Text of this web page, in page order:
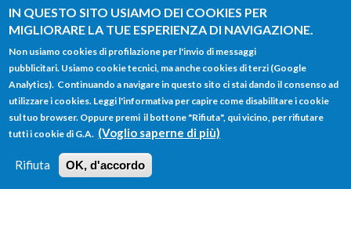
IN QUESTO SITO USIAMO DEI COOKIES PER
MIGLIORARE LA TUE ESPERIENZA DI NAVIGAZIONE.
Non usiamo cookies di profilazione per l'invio di messaggi
pubblicitari. Usiamo cookie tecnici, ma anche cookies di terzi (Google
Analytics). Continuando a navigare in questo sito ci stai dando il consenso ad
utilizzare i cookies. Leggi l'informativa per capire come disabilitare i cookie
sul tuo browser. Oppure premi il bottone "Rifiuta", qui vicino, per rifiutare
tutti i cookie di G.A. (Voglio saperne di più)
Rifiuta OK, d'accordo
Salta al contenuto principale
FORM
DI
RICERCA
Main menu
HOME TUTTI I PROFILI
LOGIN